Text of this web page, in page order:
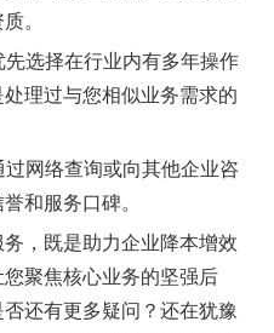
。
先选择在行业内有多年操作
理过与您相似业务需求的
过网络查询或向其他企业咨
和服务口碑。
务，既是助力企业降本增效
聚焦核心业务的坚强后
还有更多疑问？还在犹豫